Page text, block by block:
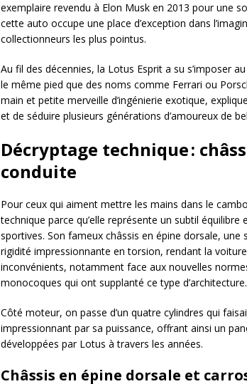
exemplaire revendu à Elon Musk en 2013 pour une
cette auto occupe une place d’exception dans
collectionneurs les plus pointus.
Au fil des décennies, la Lotus Esprit a su s’imposer
le même pied que des noms comme Ferrari ou
main et petite merveille d’ingénierie exotique,
et de séduire plusieurs générations d’amoureux de
Décryptage technique :
conduite
Pour ceux qui aiment mettre les mains dans le
technique parce qu’elle représente un subtil
sportives. Son fameux châssis en épine dorsale,
rigidité impressionnante en torsion, rendant la
inconvénients, notamment face aux nouvelles
monocoques qui ont supplanté ce type d’architecture.
Côté moteur, on passe d’un quatre cylindres qui
impressionnant par sa puissance, offrant ainsi un
développées par Lotus à travers les années.
Châssis en épine dorsale et